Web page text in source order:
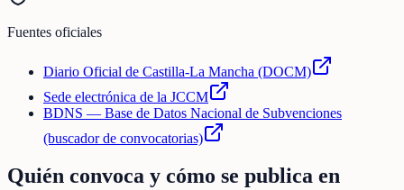
Fuentes oficiales
Diario Oficial de Castilla-La Mancha (DOCM)
Sede electrónica de la JCCM
BDNS — Base de Datos Nacional de Subvenciones
(buscador de convocatorias)
Quién convoca y cómo se publica en